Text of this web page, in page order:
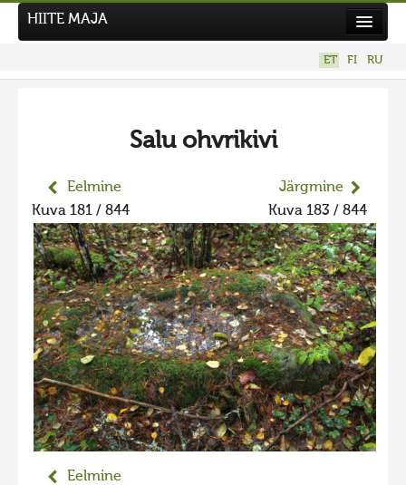
Uudised
Tegutse
Kuvavõistlused
UUS KUVAVÕISTLUS
Hiite kuvavõistlus 2026
VANEMAD KUVAVÕISTLUSED
Hiite kuvavõistlus 2025
Hiite kuvavõistlus 2025 lisa
Liikuvad kuvad 2025
HIITE MAJA
ET FI RU
Salu ohvrikivi
Eelmine
Kuva 181 / 844
Järgmine
Kuva 183 / 844
Eelmine